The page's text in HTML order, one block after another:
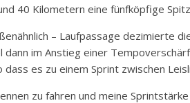
40 Kilometern eine fünfköpfige
– Laufpassage dezimierte
dann im Anstieg einer
es zu einem Sprint zwischen
zu fahren und meine